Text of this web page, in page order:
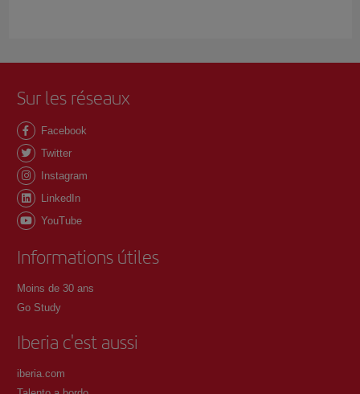
Sur les réseaux
Facebook
Twitter
Instagram
LinkedIn
YouTube
Informations útiles
Moins de 30 ans
Go Study
Iberia c'est aussi
iberia.com